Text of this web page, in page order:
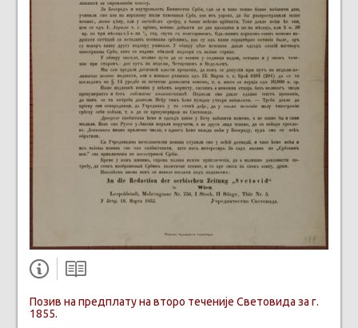
Позив на предплату на второ теченије Световида за г.
1855.